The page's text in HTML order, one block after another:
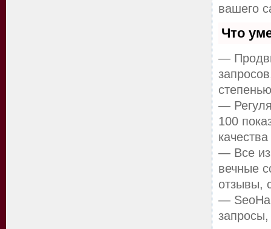
вашего
Что
—
—
100
— Все
вечные
отзывы,
—